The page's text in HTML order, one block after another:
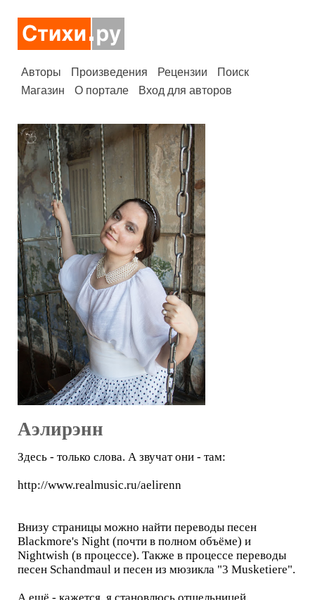
Авторы Произведения Рецензии
Поиск
Магазин
О портале Вход для авторов
Аэлирэнн
Здесь - только слова. А звучат они - там:
http://www.realmusic.ru/aelirenn
Внизу страницы можно найти переводы песен
Blackmore's Night (почти в полном объёме) и
Nightwish (в процессе). Также в процессе переводы
песен Schandmaul и песен из мюзикла "3 Musketiere".